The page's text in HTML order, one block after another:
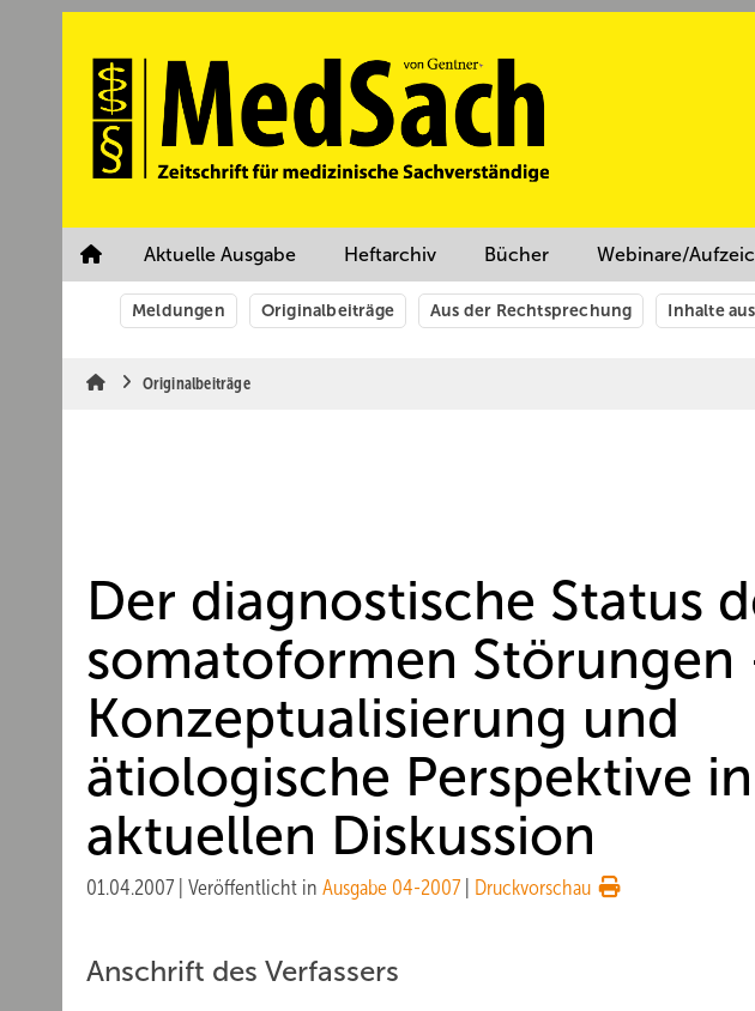
Aktuelle Ausgabe Heftarchiv Bücher Webinare/
Meldungen Originalbeiträge Aus der Rechtsprechung Inhalte
Originalbeiträge
Der diagnostische Status
somatoformen Störungen
Konzeptualisierung und
ätiologische Perspektive
aktuellen Diskussion
01.04.2007 Veröffentlicht in Ausgabe 04-2007 Druckvorschau
Anschrift des Verfassers